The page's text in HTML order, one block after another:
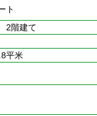
ト
2階建て
平米